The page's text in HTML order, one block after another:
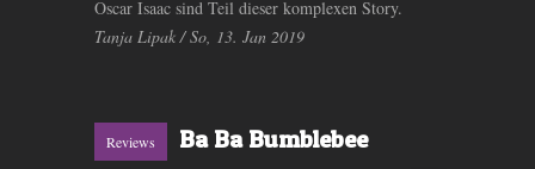
Oscar Isaac sind Teil dieser komplexen Story.
Tanja Lipak / So, 13. Jan 2019
Reviews Ba Ba Bumblebee